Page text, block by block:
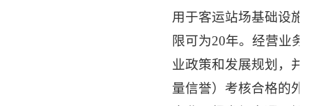
用于客运站场基础设施
限可为20年。经营业务
业政策和发展规划，并
量信誉）考核合格的外